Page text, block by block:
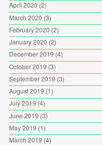
April 2020 (2)
March 2020 (3)
February 2020 (2)
January 2020 (2)
December 2019 (4)
October 2019 (3)
September 2019 (3)
August 2019 (1)
July 2019 (4)
June 2019 (3)
May 2019 (1)
March 2019 (4)